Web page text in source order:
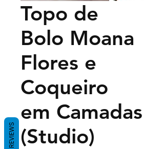
Topo de
Bolo Moana
Flores e
Coqueiro
em Camadas
(Studio)
REVIEWS